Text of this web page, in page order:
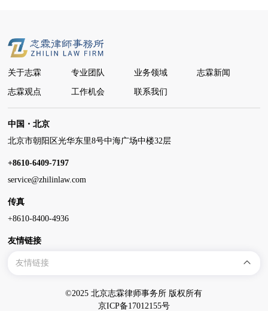
关于志霖 专业团队 业务领域 志霖新闻
志霖观点 工作机会 联系我们
中国・北京
北京市朝阳区光华东里8号中海广场中楼32层
+8610-6409-7197
service@zhilinlaw.com
传真
+8610-8400-4936
友情链接
友情链接
©2025 北京志霖律师事务所 版权所有
京ICP备17012155号